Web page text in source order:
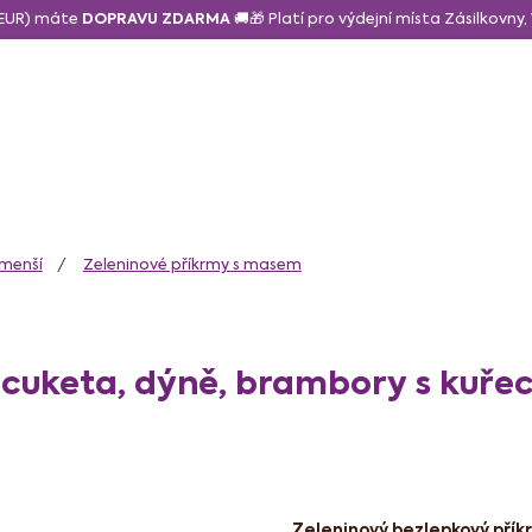
máte DOPRAVU ZDARMA🚚🎁 Platí pro výdejní místa Zásilkovny,
Zeleninové příkrmy s masem
cuketa, dýně, brambory s